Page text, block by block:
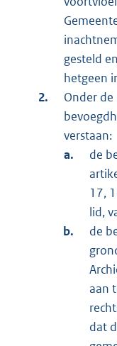
gesteld
hetgeen
Onder
verstaan:
de
17,
lid,
de
aan
dat